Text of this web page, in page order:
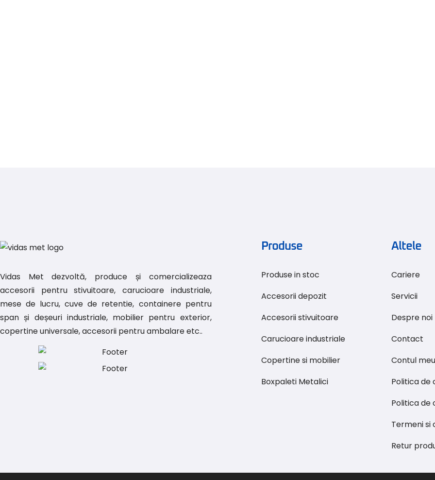
Vidas Met dezvoltă, produce și comercializeaza
accesorii pentru stivuitoare, carucioare industriale,
mese de lucru, cuve de retentie, containere pentru
span și deșeuri industriale, mobilier pentru exterior,
copertine universale, accesorii pentru ambalare etc..
Produse
Produse in stoc
Accesorii depozit
Accesorii stivuitoare
Carucioare industriale
Copertine si mobilier
Boxpaleti Metalici
Altele
Cariere
Servicii
Despre noi
Contact
Contul
Politica de
Politica
Termeni si
Retur